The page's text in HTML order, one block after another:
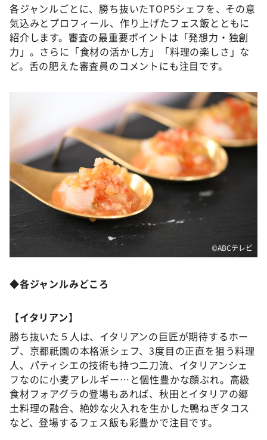
各ジャンルごとに、勝ち抜いたTOP5シェフを、その意
気込みとプロフィール、作り上げたフェス飯とともに
紹介します。審査の最重要ポイントは「発想力・独創
力」。さらに「食材の活かし方」「料理の楽しさ」な
ど。舌の肥えた審査員のコメントにも注目です。
©️ABCテレビ
◆各ジャンルみどころ
【イタリアン】
勝ち抜いた５人は、イタリアンの巨匠が期待するホー
プ、京都祇園の本格派シェフ、3度目の正直を狙う料理
人、パティシエの技術も持つ二刀流、イタリアンシェ
フなのに小麦アレルギー…と個性豊かな顔ぶれ。高級
食材フォアグラの登場もあれば、秋田とイタリアの郷
土料理の融合、絶妙な火入れを生かした鴨ねぎタコス
など、登場するフェス飯も彩豊かで注目です。